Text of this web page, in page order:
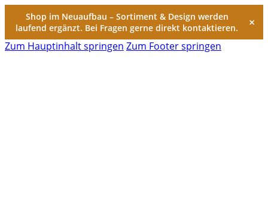
Shop im Neuaufbau – Sortiment & Design werden
laufend ergänzt. Bei Fragen gerne direkt kontaktieren.
×
Zum Hauptinhalt springen Zum Footer springen